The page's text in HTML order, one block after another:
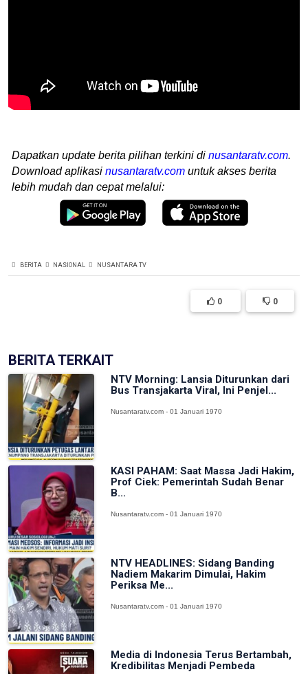
Dapatkan update berita pilihan terkini di nusantaratv.com.
Download aplikasi nusantaratv.com untuk akses berita
lebih mudah dan cepat melalui:
BERITA NASIONAL NUSANTARA TV
0 0
BERITA TERKAIT
NTV Morning: Lansia Diturunkan dari
Bus Transjakarta Viral, Ini Penjel...
Nusantaratv.com - 01 Januari 1970
KASI PAHAM: Saat Massa Jadi Hakim,
Prof Ciek: Pemerintah Sudah Benar
B...
Nusantaratv.com - 01 Januari 1970
NTV HEADLINES: Sidang Banding
Nadiem Makarim Dimulai, Hakim
Periksa Me...
Nusantaratv.com - 01 Januari 1970
Media di Indonesia Terus Bertambah,
Kredibilitas Menjadi Pembeda